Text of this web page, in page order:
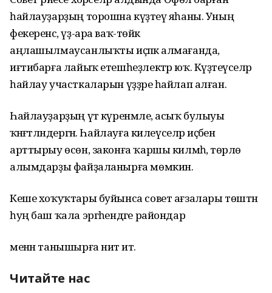
һайлауҙарҙың торошна күҙәтеү яһаны. Уның
фекеренсә, үҙ-ара ваҡ-төйәк
аңлашылмаусанлыҡты иҫәпкә алмағанда,
иғтибарға лайыҡ етешһеҙлектәр юҡ. Күҙәтеүселәр
һайлау участкаларын үҙҙәре һайлап алған.
Һайлауҙарҙың үтә күренмәле, асыҡ булыуы
ҡәнәғәтләндергән. Һайлауға килеүселәр иҫәбен
арттырыу өсөн, законға ҡаршы килмәһә, төрлө
алымдарҙы файҙаланырға мөмкин.
Кеше хоҡуҡтары буйынса совет ағзалары төштән
һуң баш ҡала эргәһендәге райондар
менән танышырға ниәт итә.
Читайте нас